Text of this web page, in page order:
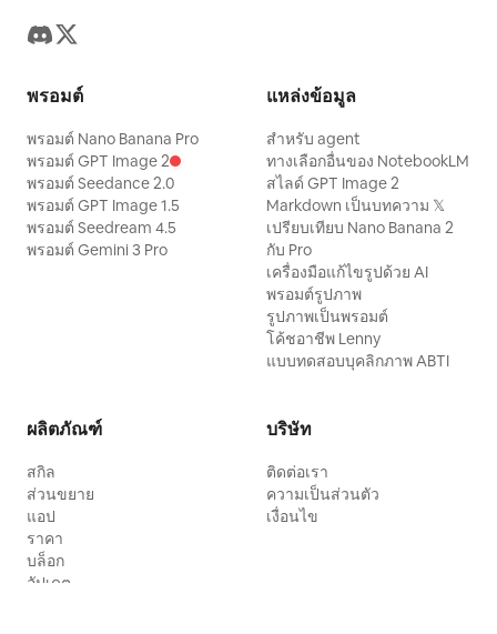
พรอมต์
พรอมต์ Nano Banana Pro
พรอมต์ GPT Image 2
พรอมต์ Seedance 2.0
พรอมต์ GPT Image 1.5
พรอมต์ Seedream 4.5
พรอมต์ Gemini 3 Pro
แหล่งข้อมูล
สำหรับ agent
ทางเลือกอื่นของ NotebookLM
สไลด์ GPT Image 2
Markdown เป็นบทความ 𝕏
เปรียบเทียบ Nano Banana 2
กับ Pro
เครื่องมือแก้ไขรูปด้วย AI
พรอมต์รูปภาพ
รูปภาพเป็นพรอมต์
โค้ชอาชีพ Lenny
แบบทดสอบบุคลิกภาพ ABTI
ผลิตภัณฑ์
สกิล
ส่วนขยาย
แอป
ราคา
บล็อก
อัปเดต
บริษัท
ติดต่อเรา
ความเป็นส่วนตัว
เงื่อนไข